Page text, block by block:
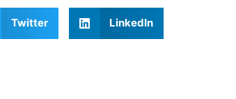
Twitter LinkedIn